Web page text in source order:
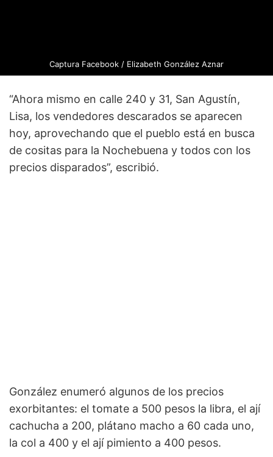
Captura Facebook / Elizabeth González Aznar
“Ahora mismo en calle 240 y 31, San Agustín,
Lisa, los vendedores descarados se aparecen
hoy, aprovechando que el pueblo está en busca
de cositas para la Nochebuena y todos con los
precios disparados”, escribió.
González enumeró algunos de los precios
exorbitantes: el tomate a 500 pesos la libra, el ají
cachucha a 200, plátano macho a 60 cada uno,
la col a 400 y el ají pimiento a 400 pesos.